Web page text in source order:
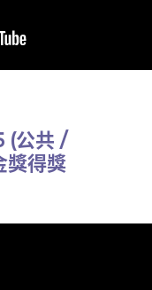
(公共 /
獎得獎